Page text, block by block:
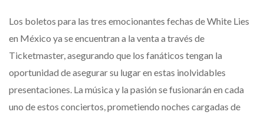
Los boletos para las tres emocionantes fechas de White Lies
en México ya se encuentran a la venta a través de
Ticketmaster, asegurando que los fanáticos tengan la
oportunidad de asegurar su lugar en estas inolvidables
presentaciones. La música y la pasión se fusionarán en cada
uno de estos conciertos, prometiendo noches cargadas de